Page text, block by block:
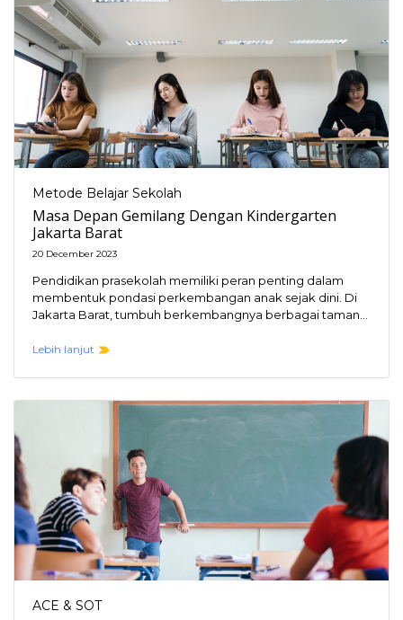
Metode Belajar Sekolah
Masa Depan Gemilang Dengan Kindergarten
Jakarta Barat
20 December 2023
Pendidikan prasekolah memiliki peran penting dalam
membentuk pondasi perkembangan anak sejak dini. Di
Jakarta Barat, tumbuh berkembangnya berbagai taman
Lebih lanjut
ACE & SOT